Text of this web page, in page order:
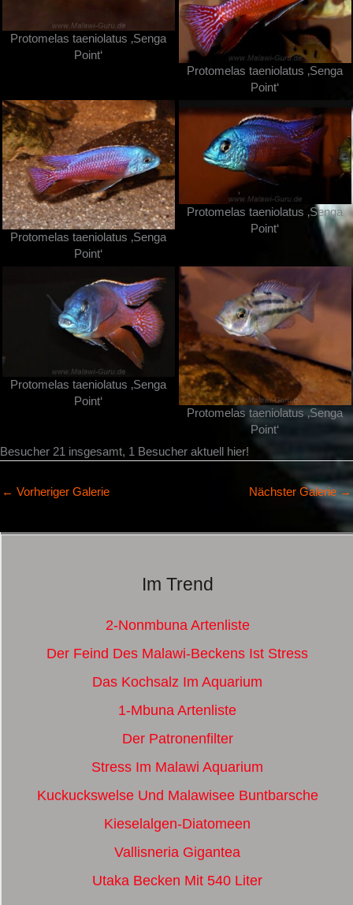
Protomelas taeniolatus ‚Senga
Point‘
Protomelas taeniolatus ‚Senga
Point‘
Protomelas taeniolatus ‚Senga
Point‘
Protomelas taeniolatus ‚Senga
Point‘
Protomelas taeniolatus ‚Senga
Point‘
Protomelas taeniolatus ‚Senga
Point‘
Besucher 21 insgesamt, 1 Besucher aktuell hier!
← Vorheriger Galerie Nächster Galerie →
Im Trend
2-Nonmbuna Artenliste
Der Feind Des Malawi-Beckens Ist Stress
Das Kochsalz Im Aquarium
1-Mbuna Artenliste
Der Patronenfilter
Stress Im Malawi Aquarium
Kuckuckswelse Und Malawisee Buntbarsche
Kieselalgen-Diatomeen
Vallisneria Gigantea
Utaka Becken Mit 540 Liter